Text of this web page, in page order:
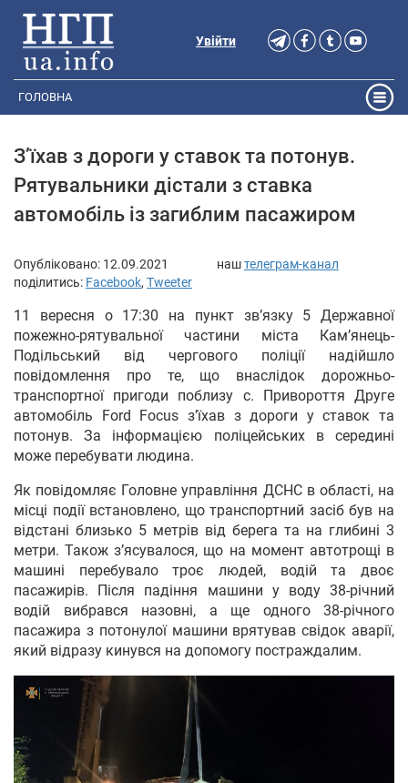
Увійти
ГОЛОВНА
З’їхав з дороги у ставок та потонув.
Рятувальники дістали з ставка
автомобіль із загиблим пасажиром
Опубліковано: 12.09.2021 наштелеграм-канал
поділитись: Facebook, Tweeter
11 вересня о 17:30 на пункт зв’язку 5 Державної
пожежно-рятувальної частини міста Кам’янець-
Подільський від чергового поліції надійшло
повідомлення про те, що внаслідок дорожньо-
транспортної пригоди поблизу с. Привороття Друге
автомобіль Ford Focus з’їхав з дороги у ставок та
потонув. За інформацією поліцейських в середині
може перебувати людина.
Як повідомляє Головне управління ДСНС в області, на
місці події встановлено, що транспортний засіб був на
відстані близько 5 метрів від берега та на глибині 3
метри. Також з’ясувалося, що на момент автотрощі в
машині перебувало троє людей, водій та двоє
пасажирів. Після падіння машини у воду 38-річний
водій вибрався назовні, а ще одного 38-річного
пасажира з потонулої машини врятував свідок аварії,
який відразу кинувся на допомогу постраждалим.